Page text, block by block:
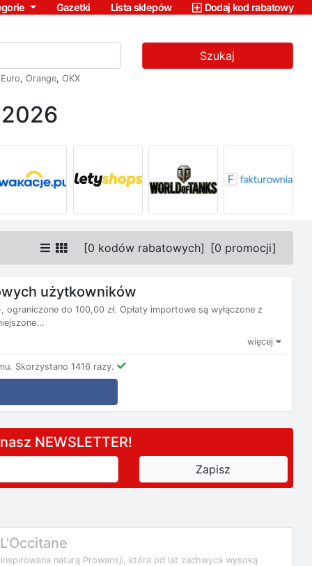
Gazetki Lista sklepów Dodaj kod rabatowy
Szukaj
Euro, Orange, OKX
[0 kodów rabatowych] [0 promocji]
użytkowników
do 100,00 zł. Opłaty importowe są wyłączone z
więcej
Skorzystano 1416 razy.
NEWSLETTER!
naturą Prowansji, która od lat zachwyca wysoką